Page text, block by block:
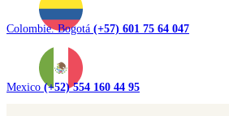
Colombie. Bogotá (+57) 601 75 64 047
Mexico (+52) 554 160 44 95